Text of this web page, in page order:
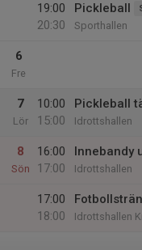
19:00
20:30
Pickleball
Sporthallen
6
Fre
7
Lör
10:00
15:00
Pickleball
Idrottshallen
8
Sön
16:00
17:00
Innebandy
Idrottshallen
17:00
18:00
Idrottshallen